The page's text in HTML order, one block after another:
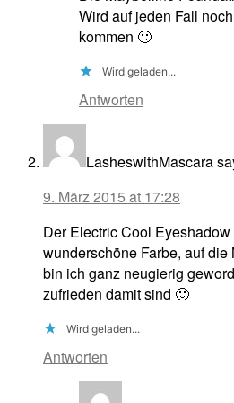
Wird auf jeden Fall
kommen 🙂
Wird geladen...
Antworten
LasheswithMascara
9. März 2015 at 17:28
Der Electric Cool
wunderschöne Farbe, auf
bin ich ganz neugierig
zufrieden damit sind 🙂
Wird geladen...
Antworten